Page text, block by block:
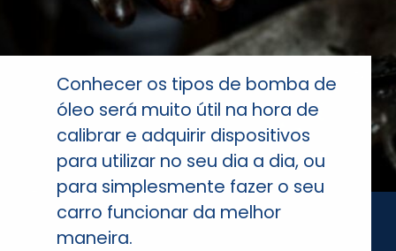
Conhecer os tipos de bomba de
óleo será muito útil na hora de
calibrar e adquirir dispositivos
para utilizar no seu dia a dia, ou
para simplesmente fazer o seu
carro funcionar da melhor
maneira.